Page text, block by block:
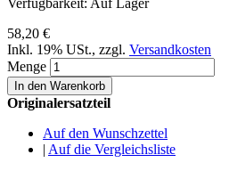
Verfügbarkeit: Auf Lager
58,20 €
Inkl. 19% USt., zzgl. Versandkosten
Menge
In den Warenkorb
Originalersatzteil
Auf den Wunschzettel
| Auf die Vergleichsliste